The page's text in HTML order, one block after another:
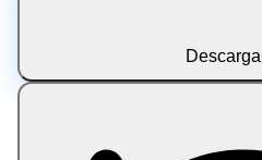
© 2026 Let Compress. Todos